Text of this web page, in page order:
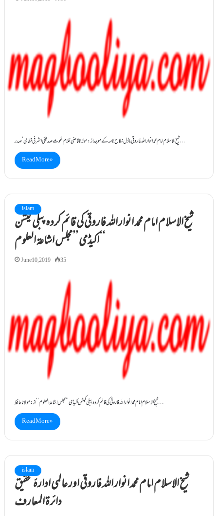
شیخ الاسلام امام محمد انوار اللہ فاروقی ماڈل نکاح نامہ کے موجد از: مولانا قاضی غلام غوث صدیقی اشرفی نظامی‘ صدر…
Read More »
islam
شیخ الاسلام امام محمد انوار اللہ فاروقی کی قائم کردہ پبلی کیشن
اکیڈمی ’’مجلس اشاعۃ العلوم‘‘
June 10, 2019 35
شیخ الاسلام امام محمد انوار اللہ فاروقی کی قائم کردہ پبلی کیشن اکیڈمی ’’مجلس اشاعۃ العلوم‘‘ از : مولانا حافظ…
Read More »
islam
شیخ الاسلام امام محمد انوار اللہ فاروقی اور عالمی ادارۂ تحقیق
دائرۃ المعارف